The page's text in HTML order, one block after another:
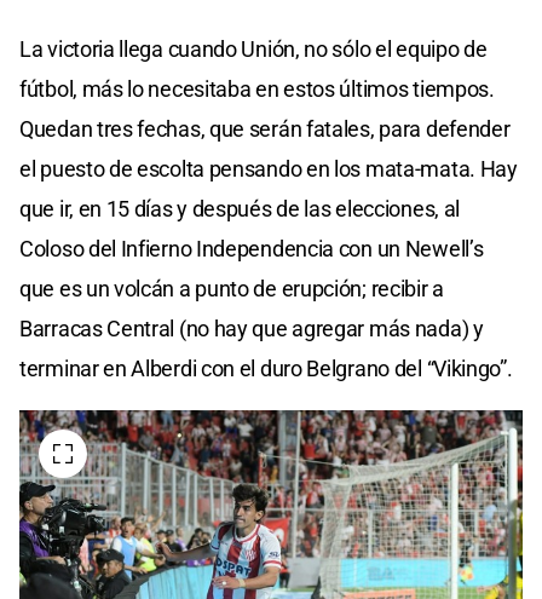
La victoria llega cuando Unión, no sólo el equipo de
fútbol, más lo necesitaba en estos últimos tiempos.
Quedan tres fechas, que serán fatales, para defender
el puesto de escolta pensando en los mata-mata. Hay
que ir, en 15 días y después de las elecciones, al
Coloso del Infierno Independencia con un Newell’s
que es un volcán a punto de erupción; recibir a
Barracas Central (no hay que agregar más nada) y
terminar en Alberdi con el duro Belgrano del “Vikingo”.